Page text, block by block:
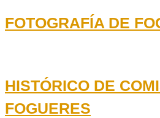
FOTOGRAFÍA DE
HISTÓRICO DE
FOGUERES